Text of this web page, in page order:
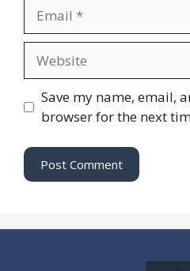
Save my name, email,
browser for the next